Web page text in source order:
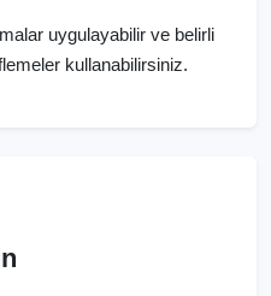
uygulayabilir ve belirli
kullanabilirsiniz.